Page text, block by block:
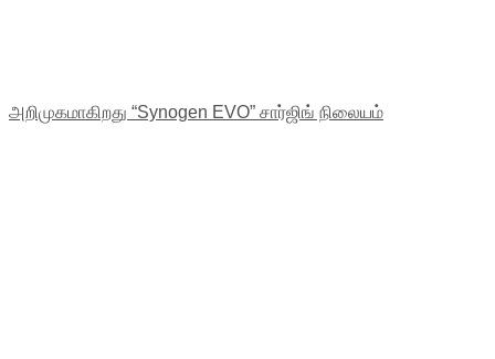
அறிமுகமாகிறது “Synogen EVO” சார்ஜிங் நிலையம்